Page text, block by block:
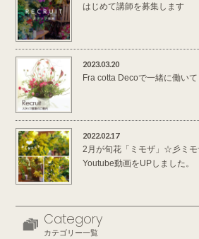
はじめて講師を募集します
2023.03.20
Fra cotta Decoで一緒に働い
2022.02.17
2月が旬花「ミモザ」☆彡ミ
Youtube動画をUPしました。
Category
カテゴリー一覧